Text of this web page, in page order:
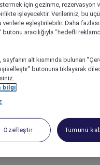
örn
ediyorsunuz?
ara
için gezinme, rezervasyon
işleyecektir. Verileriniz, bu
eşleştirilebilir. Daha
aracılığıyla "hedefli
alt kısmında bulunan
butonuna tıklayarak
bilgi
Özelleştir Tümünü